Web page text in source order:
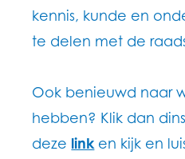
kennis, kunde en
te delen met de
Ook benieuwd naar
hebben? Klik dan
deze link en kijk en